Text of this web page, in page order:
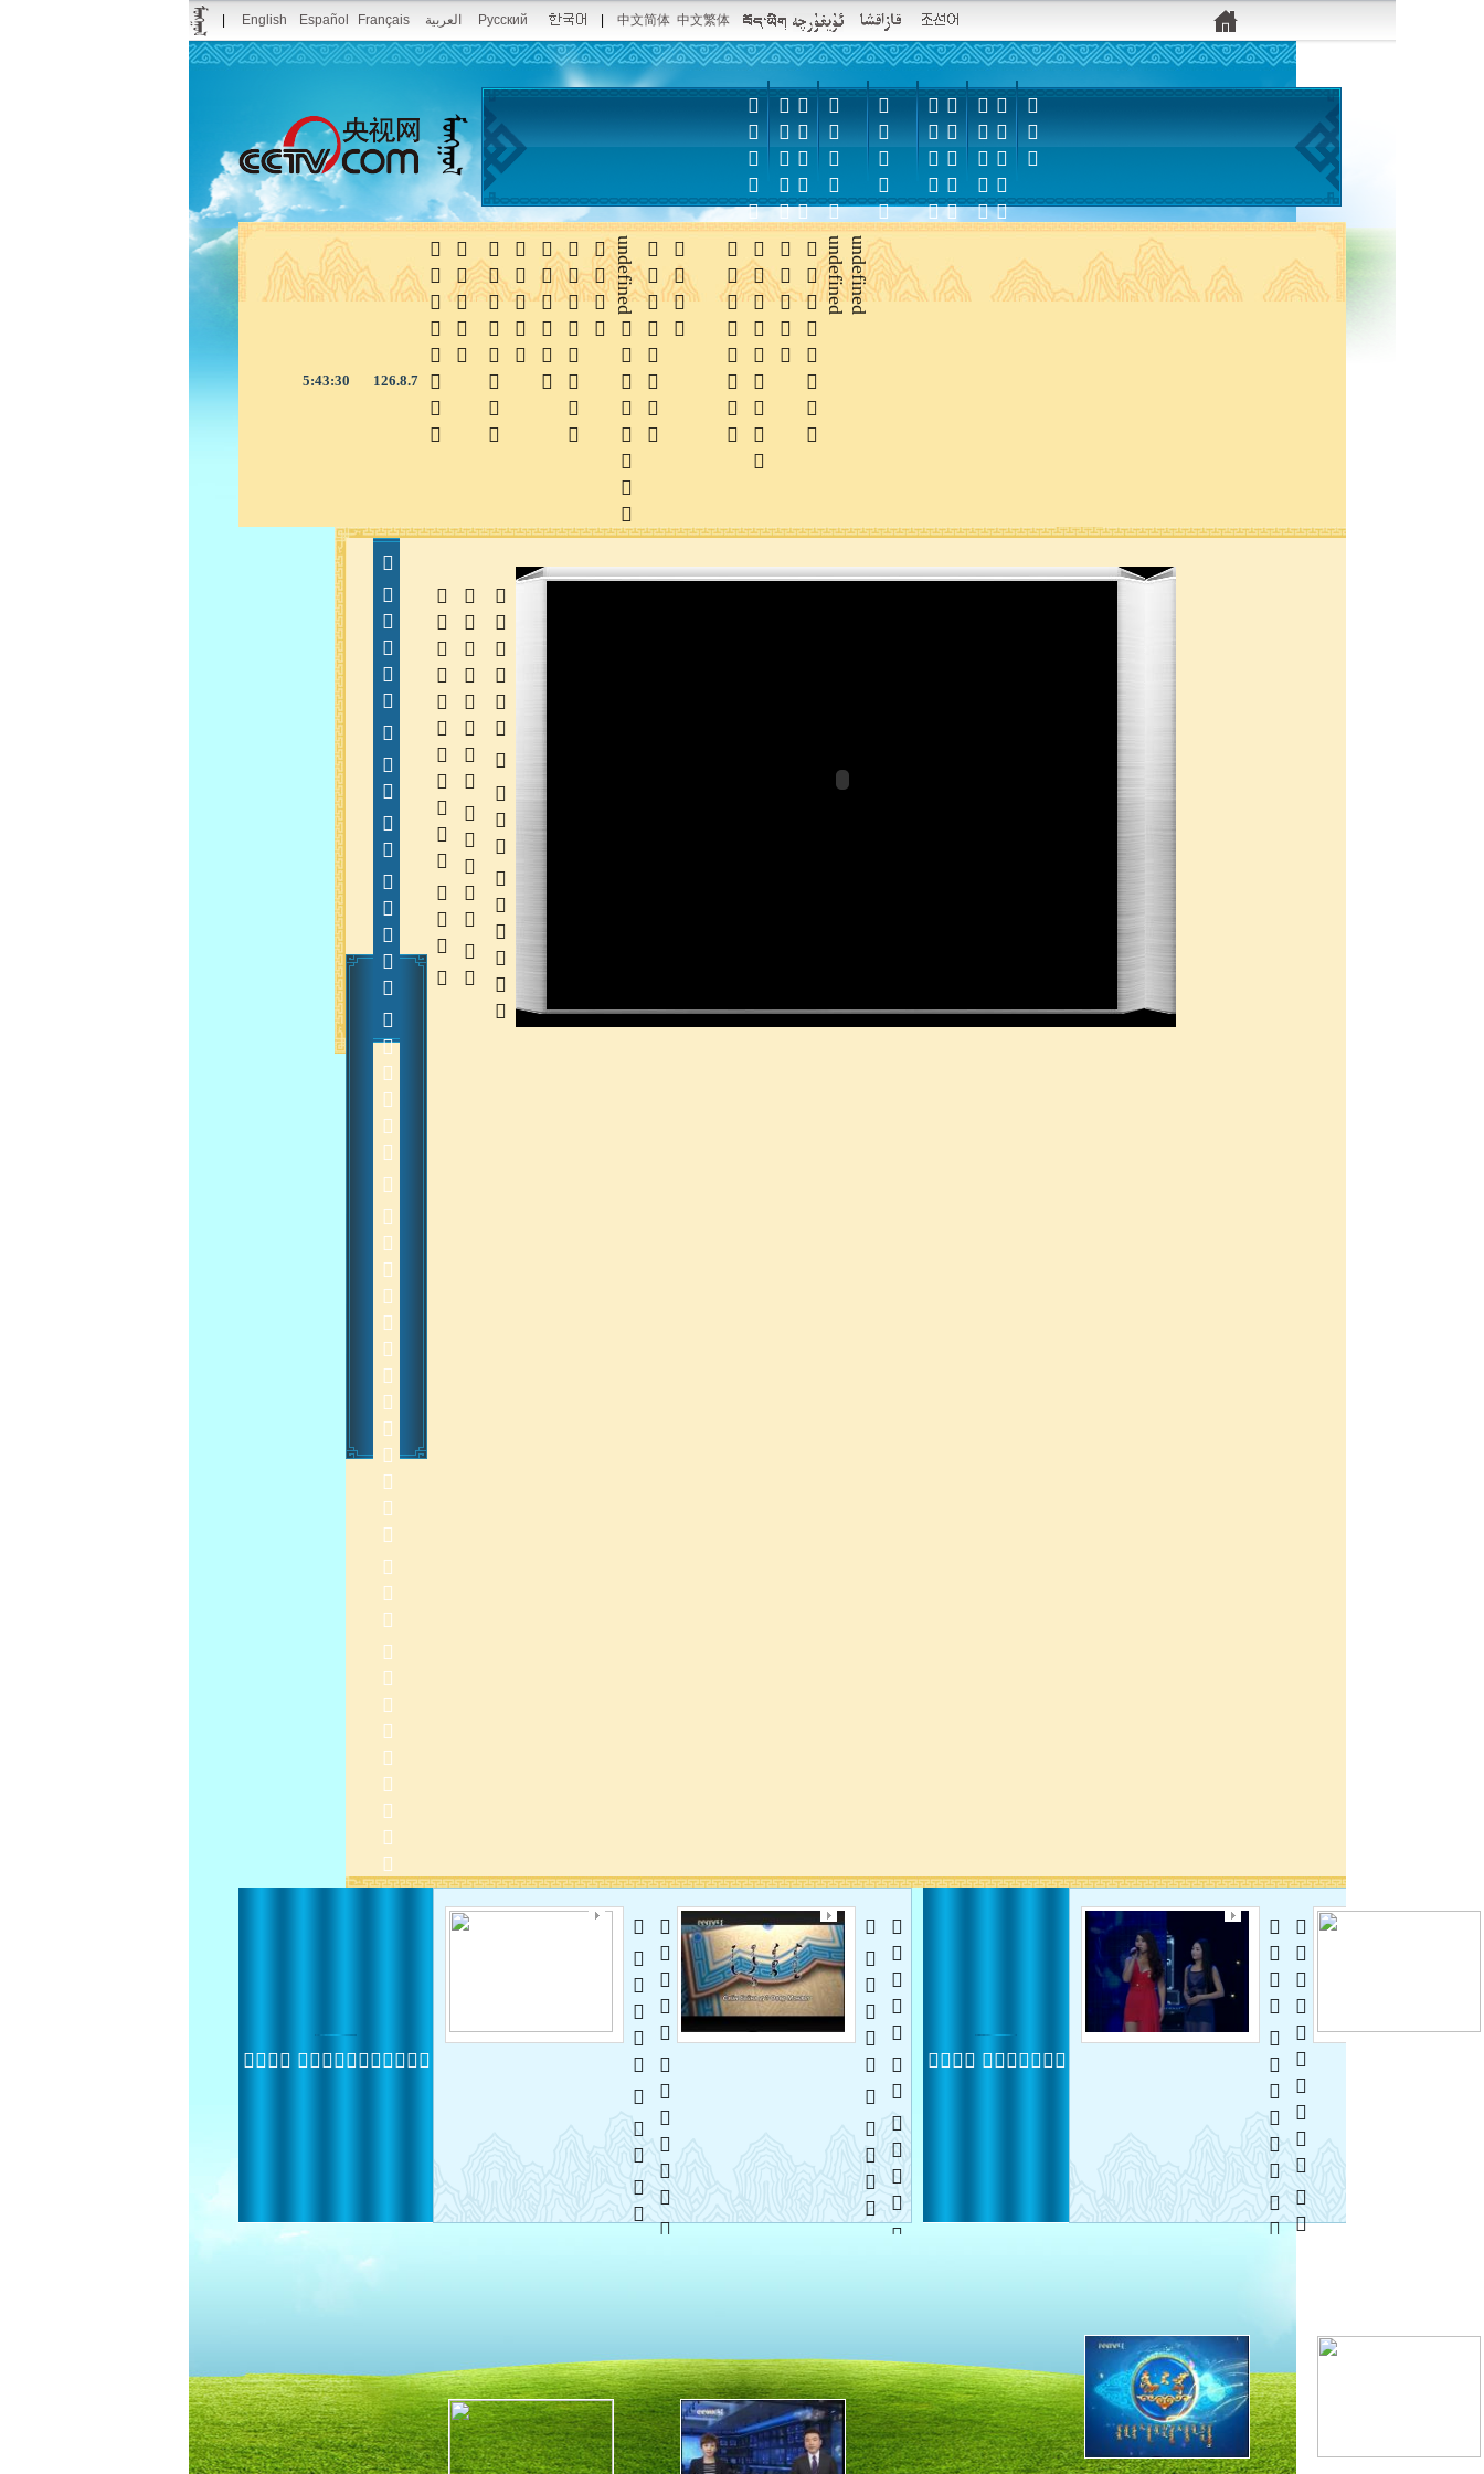
English Español Français العربية Русский 中文简体 中文繁体

 
  
 

5:43:31 126.8.7

 

undefined




 undefined
undefined




               
    
     
        
       
  